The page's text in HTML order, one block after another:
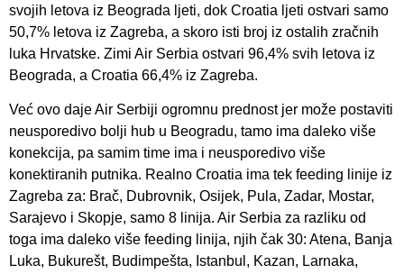
svojih letova iz Beograda ljeti, dok Croatia ljeti ostvari samo
50,7% letova iz Zagreba, a skoro isti broj iz ostalih zračnih
luka Hrvatske. Zimi Air Serbia ostvari 96,4% svih letova iz
Beograda, a Croatia 66,4% iz Zagreba.
Već ovo daje Air Serbiji ogromnu prednost jer može postaviti
neusporedivo bolji hub u Beogradu, tamo ima daleko više
konekcija, pa samim time ima i neusporedivo više
konektiranih putnika. Realno Croatia ima tek feeding linije iz
Zagreba za: Brač, Dubrovnik, Osijek, Pula, Zadar, Mostar,
Sarajevo i Skopje, samo 8 linija. Air Serbia za razliku od
toga ima daleko više feeding linija, njih čak 30: Atena, Banja
Luka, Bukurešt, Budimpešta, Istanbul, Kazan, Larnaka,